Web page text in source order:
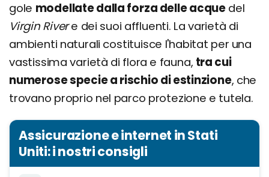
gole modellate dalla forza delle acquedel
Virgin Rivere dei suoi affluenti. La varietà di
ambienti naturali costituisce l'habitat per una
vastissima varietà di flora e fauna, tra cui
numerose specie a rischio di estinzione, che
trovano proprio nel parco protezione e tutela.
Assicurazione e internet in Stati
Uniti: i nostri consigli